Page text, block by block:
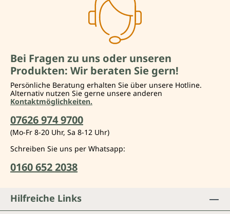
Bei Fragen zu uns oder unseren
Produkten: Wir beraten Sie gern!
Persönliche Beratung erhalten Sie über unsere Hotline.
Alternativ nutzen Sie gerne unsere anderen
Kontaktmöglichkeiten.
07626 974 9700
(Mo-Fr 8-20 Uhr, Sa 8-12 Uhr)
Schreiben Sie uns per Whatsapp:
0160 652 2038
Hilfreiche Links